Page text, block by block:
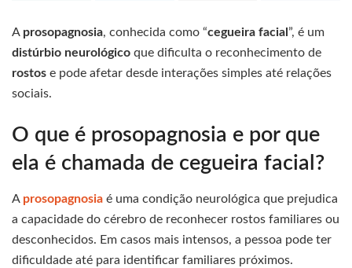
A prosopagnosia, conhecida como “cegueira facial ”, é um
distúrbio neurológico que dificulta o reconhecimento de
rostos e pode afetar desde interações simples até relações
sociais.
O que é prosopagnosia e por que
ela é chamada de cegueira facial?
A prosopagnosia é uma condição neurológica que prejudica
a capacidade do cérebro de reconhecer rostos familiares ou
desconhecidos. Em casos mais intensos, a pessoa pode ter
dificuldade até para identificar familiares próximos.